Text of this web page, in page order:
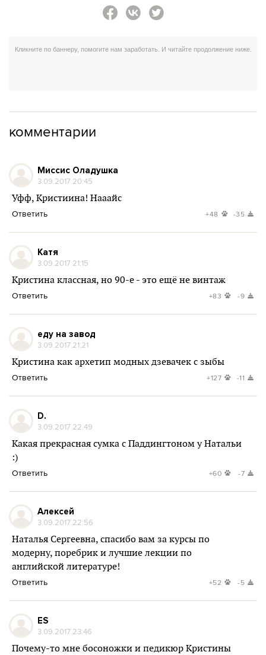
комментарии
Миссис Оладушка
3.09.2017 20:45
Уфф, Кристиина! Нааайс
Ответить +48 -35
Катя
3.09.2017 21:15
Кристина классная, но 90-е - это ещё не винтаж
Ответить +83 -9
еду на завод
3.09.2017 21:21
Кристина как архетип модных дзевачек с зыбы
Ответить +127 -11
D.
3.09.2017 22:49
Какая прекрасная сумка с Паддингтоном у Натальи
:)
Ответить +60 -7
Алексей
3.09.2017 22:56
Наталья Сергеевна, спасибо вам за курсы по
модерну, поребрик и лучшие лекции по
английской литературе!
Ответить +52 -5
ES
3.09.2017 23:46
Почему-то мне босоножки и педикюр Кристины